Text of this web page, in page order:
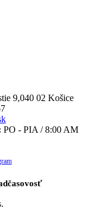
9,040 02 Košice
PO - PIA / 8:00 AM